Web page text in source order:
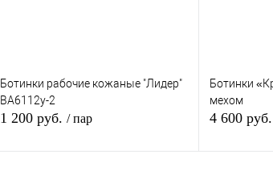
Ботинки рабочие кожаные "Лидер"
ВА6112у-2
1 200 руб. / пар
Ботинки
мехом
4 600 руб.